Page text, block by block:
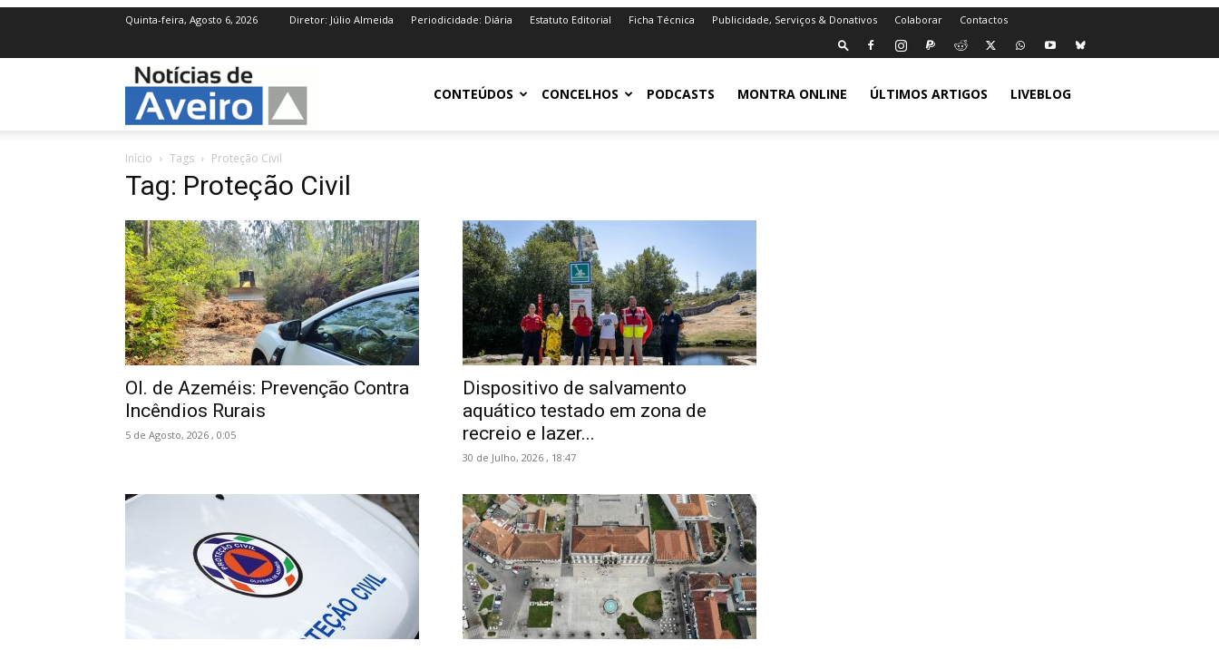
Quinta-feira, Agosto 6, 2026 Diretor: Júlio Almeida Periodicidade: Diária Estatuto Editorial Ficha Técnica Publicidade, Serviços & Donativos Colaborar Contactos
NotíciasdeAveiro.ptCONTEÚDOS CONCELHOS PODCASTS MONTRA ONLINE ÚLTIMOS ARTIGOS LIVEBLOG
Início Tags Proteção Civil
Tag: Proteção Civil
Ol. de Azeméis: Prevenção Contra
Incêndios Rurais
5 de Agosto, 2026 , 0:05
Dispositivo de salvamento
aquático testado em zona de
recreio e lazer...
30 de Julho, 2026 , 18:47